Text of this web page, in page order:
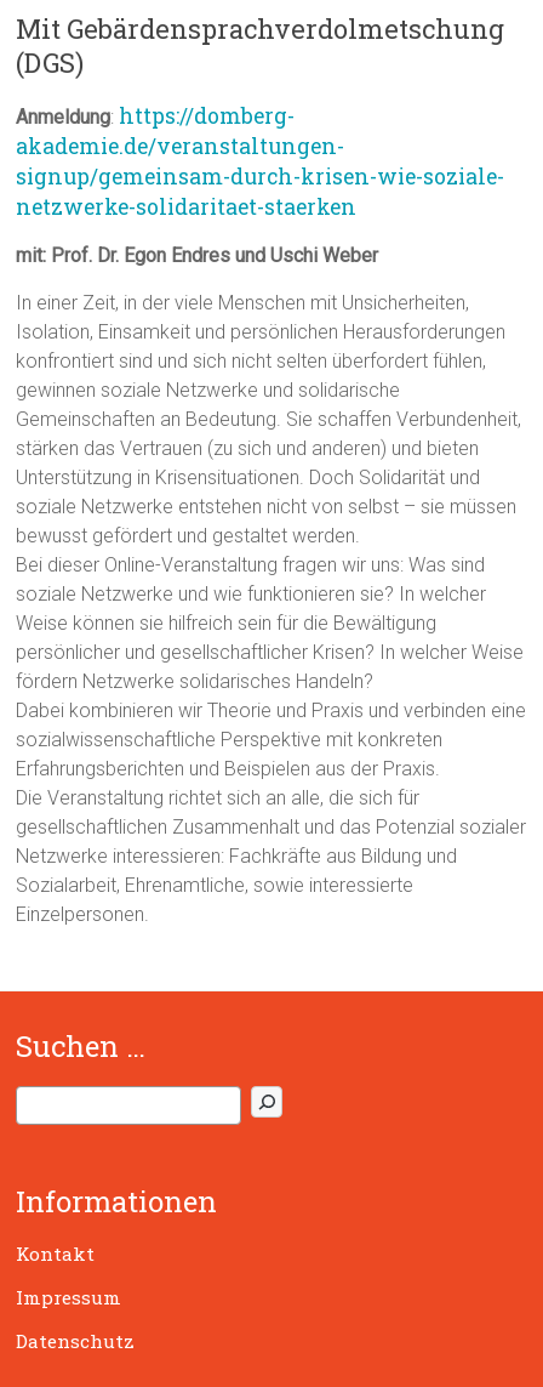
Mit Gebärdensprachverdolmetschung
(DGS)
Anmeldung: https://domberg-
akademie.de/veranstaltungen-
signup/gemeinsam-durch-krisen-wie-soziale-
netzwerke-solidaritaet-staerken
mit: Prof. Dr. Egon Endres und Uschi Weber
In einer Zeit, in der viele Menschen mit Unsicherheiten,
Isolation, Einsamkeit und persönlichen Herausforderungen
konfrontiert sind und sich nicht selten überfordert fühlen,
gewinnen soziale Netzwerke und solidarische
Gemeinschaften an Bedeutung. Sie schaffen Verbundenheit,
stärken das Vertrauen (zu sich und anderen) und bieten
Unterstützung in Krisensituationen. Doch Solidarität und
soziale Netzwerke entstehen nicht von selbst – sie müssen
bewusst gefördert und gestaltet werden.
Bei dieser Online-Veranstaltung fragen wir uns: Was sind
soziale Netzwerke und wie funktionieren sie? In welcher
Weise können sie hilfreich sein für die Bewältigung
persönlicher und gesellschaftlicher Krisen? In welcher Weise
fördern Netzwerke solidarisches Handeln?
Dabei kombinieren wir Theorie und Praxis und verbinden eine
sozialwissenschaftliche Perspektive mit konkreten
Erfahrungsberichten und Beispielen aus der Praxis.
Die Veranstaltung richtet sich an alle, die sich für
gesellschaftlichen Zusammenhalt und das Potenzial sozialer
Netzwerke interessieren: Fachkräfte aus Bildung und
Sozialarbeit, Ehrenamtliche, sowie interessierte
Einzelpersonen.
Suchen …
u
e
n
Informationen
Kontakt
Impressum
Datenschutz